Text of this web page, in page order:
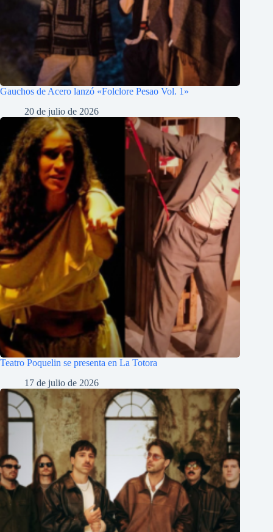
Gauchos de Acero lanzó «Folclore Pesao Vol. 1»
20 de julio de 2026
Teatro Poquelin se presenta en La Totora
17 de julio de 2026